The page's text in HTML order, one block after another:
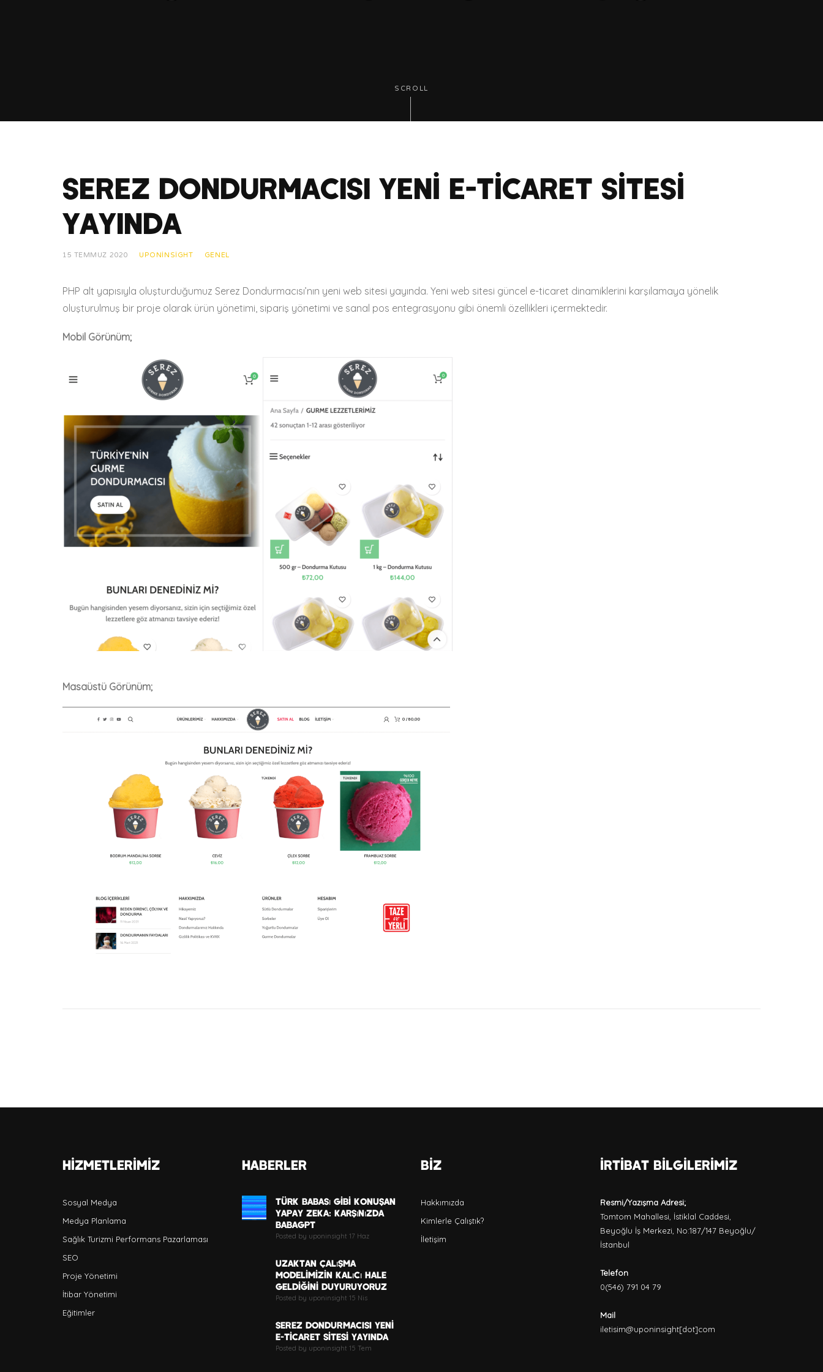
SCROLL
SEREZ DONDURMACISI YENİ E-TİCARET SİTESİ
YAYINDA
15 TEMMUZ 2020 UPONINSIGHT GENEL
PHP alt yapısıyla oluşturduğumuz Serez Dondurmacısı’nın yeni web sitesi yayında. Yeni web sitesi güncel e-ticaret dinamiklerini karşılamaya yönelik
oluşturulmuş bir proje olarak ürün yönetimi, sipariş yönetimi ve sanal pos entegrasyonu gibi önemli özellikleri içermektedir.
Mobil Görünüm;
Masaüstü Görünüm;
Hizmetlerimiz
Sosyal Medya
Medya Planlama
Sağlık Turizmi Performans Pazarlaması
SEO
Proje Yönetimi
İtibar Yönetimi
Eğitimler
HABERLER
Türk Babası Gibi Konuşan
Yapay Zeka: Karşınızda
BabaGPT
Posted by uponinsight 17 Haz
Uzaktan Çalışma
Modelimizin Kalıcı Hale
Geldiğini Duyuruyoruz
Posted by uponinsight 15 Nis
SEREZ DONDURMACISI YENİ
E-TİCARET SİTESİ YAYINDA
Posted by uponinsight 15 Tem
BİZ
Hakkımızda
Kimlerle Çalıştık?
İletişim
İrtibat Bilgilerimiz
Resmi/Yazışma Adresi;
Tomtom Mahallesi, İstiklal Caddesi,
Beyoğlu İş Merkezi, No:187/147 Beyoğlu/
İstanbul
Telefon
0(546) 791 04 79
Mail
iletisim@uponinsight[dot]com